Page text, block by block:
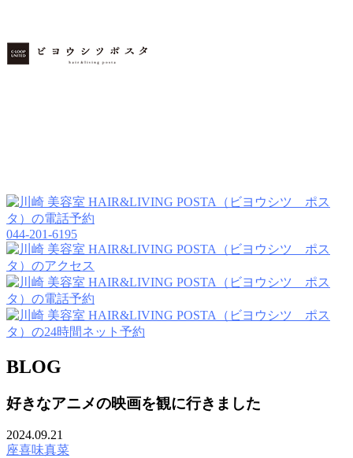
044-201-6195
BLOG
好きなアニメの映画を観に行きました
2024.09.21
座喜味真菜